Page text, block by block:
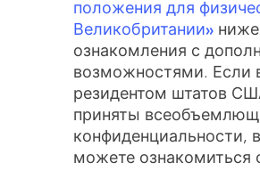
положения для
Великобритании»
ознакомления с
возможностями. Если
резидентом штатов
приняты
конфиденциальности,
можете ознакомиться